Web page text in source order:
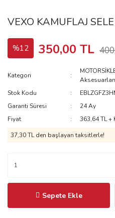
VEXO KAMUFLAJ
%12 350,00 TL
Kategori
Aksesuarları
Stok Kodu
Garanti Süresi
24 Ay
Fiyat
363,64 TL +
37,30 TLden başlayan taksitlerle!
Sepete Ekle